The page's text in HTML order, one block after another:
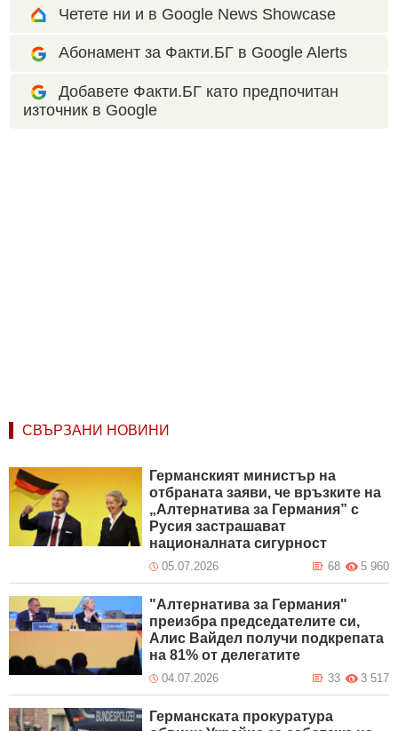
Четете ни и в Google News Showcase
Абонамент за Факти.БГ в Google Alerts
Добавете Факти.БГ като предпочитан
източник в Google
СВЪРЗАНИ НОВИНИ
Германският министър на
отбраната заяви, че връзките на
„Алтернатива за Германия” с
Русия застрашават
националната сигурност
05.07.2026 5 960
68
"Алтернатива за Германия"
преизбра председателите си,
Алис Вайдел получи подкрепата
на 81% от делегатите
04.07.2026 3 517
33
Германската прокуратура